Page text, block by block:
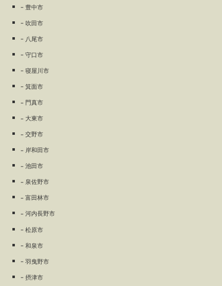
豊中市
吹田市
八尾市
守口市
寝屋川市
箕面市
門真市
大東市
交野市
岸和田市
池田市
泉佐野市
富田林市
河内長野市
松原市
和泉市
羽曳野市
摂津市